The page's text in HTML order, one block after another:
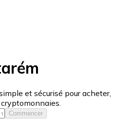
et sécurisé pour acheter,
Commencer